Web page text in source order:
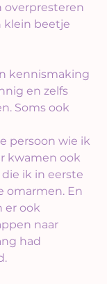
overpresteren
klein beetje
kennismaking
en zelfs
Soms ook
persoon wie ik
kwamen ook
ik in eerste
omarmen. En
er ook
naar
had